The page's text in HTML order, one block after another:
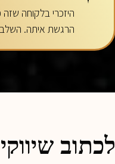
היזכרי בלקוחה
הרגשת איתה. השלב
לכתוב